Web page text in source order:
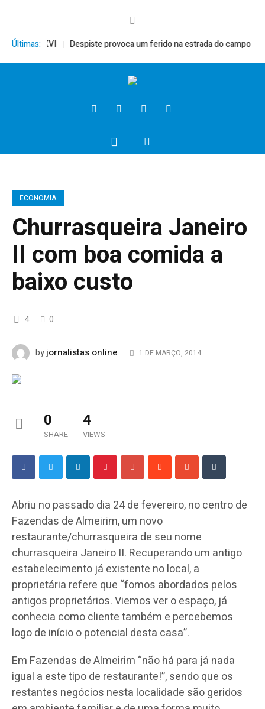
Últimas:
XVI Despiste provoca um ferido na estrada do campo
ECONOMIA
Churrasqueira Janeiro
II com boa comida a
baixo custo
4 0
byjornalistas online 1 DE MARÇO, 2014
0
SHARE
4
VIEWS
Abriu no passado dia 24 de fevereiro, no centro de
Fazendas de Almeirim, um novo
restaurante/churrasqueira de seu nome
churrasqueira Janeiro II. Recuperando um antigo
estabelecimento já existente no local, a
proprietária refere que “fomos abordados pelos
antigos proprietários. Viemos ver o espaço, já
conhecia como cliente também e percebemos
logo de início o potencial desta casa”.
Em Fazendas de Almeirim “não há para já nada
igual a este tipo de restaurante!”, sendo que os
restantes negócios nesta localidade são geridos